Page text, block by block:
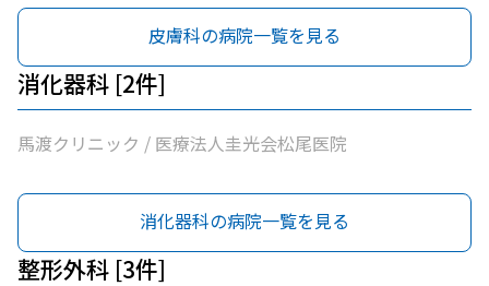
皮膚科の病院一覧を見る
消化器科 [2件]
馬渡クリニック / 医療法人圭光会松尾医院
消化器科の病院一覧を見る
整形外科 [3件]